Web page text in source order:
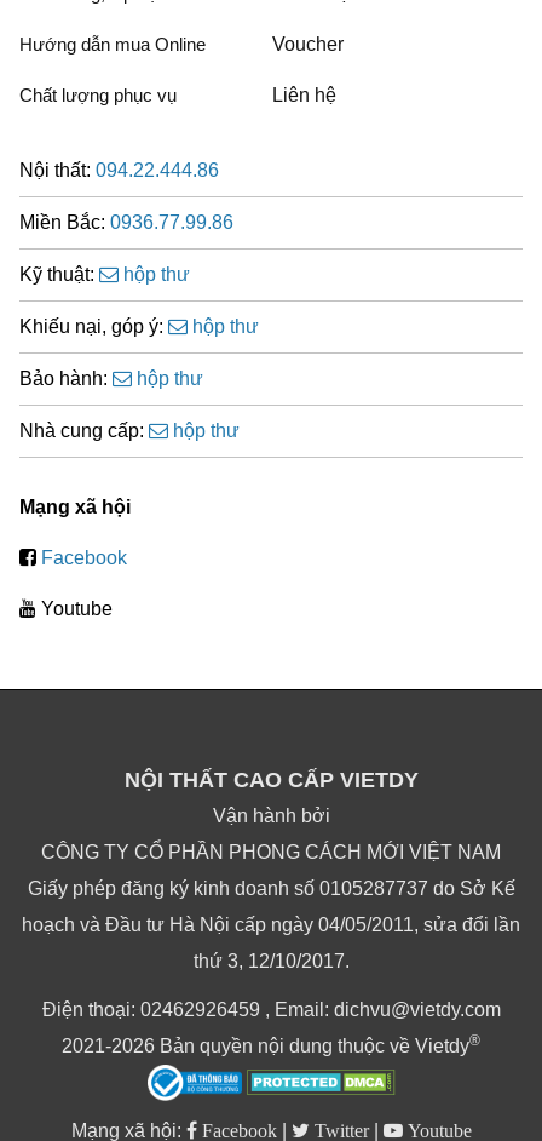
Hướng dẫn mua Online
Chất lượng phục vụ
Voucher
Liên hệ
Nội thất: 094.22.444.86
Miền Bắc: 0936.77.99.86
Kỹ thuật: hộp thư
Khiếu nại, góp ý: hộp thư
Bảo hành: hộp thư
Nhà cung cấp: hộp thư
Mạng xã hội
Facebook
Youtube
NỘI THẤT CAO CẤP VIETDY
Vận hành bởi
CÔNG TY CỔ PHẦN PHONG CÁCH MỚI VIỆT NAM
Giấy phép đăng ký kinh doanh số 0105287737 do Sở Kế
hoạch và Đầu tư Hà Nội cấp ngày 04/05/2011, sửa đổi lần
thứ 3, 12/10/2017.
Điện thoại: 02462926459 , Email: dichvu@vietdy.com
2021-2026 Bản quyền nội dung thuộc về Vietdy®
Mạng xã hội: Facebook Twitter Youtube